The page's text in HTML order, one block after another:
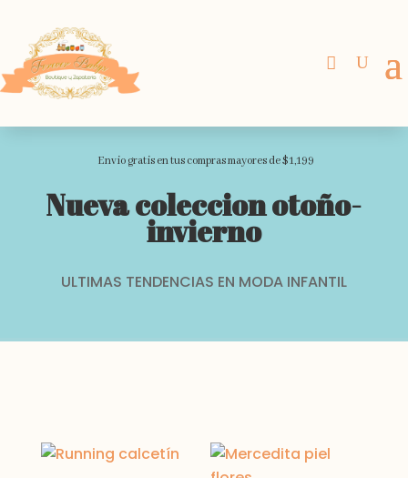
Envio gratis en tus compras mayores de $1,199
Nueva coleccion otoño-
invierno
ULTIMAS TENDENCIAS EN MODA INFANTIL